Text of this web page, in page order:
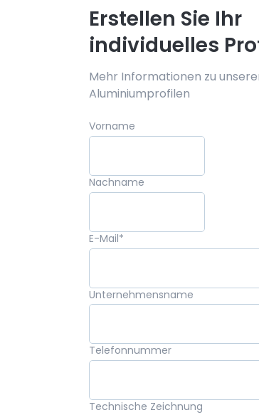
Erstellen Sie Ihr
individuelles
Mehr Informationen zu
Aluminiumprofilen
Vorname
Nachname
E-Mail*
Unternehmensname
Telefonnummer
Technische Zeichnung